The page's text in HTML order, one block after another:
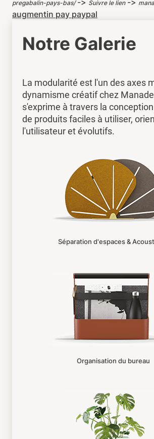
pregabalin-pays-bas/-> Suivre le lien->
augmentin pay paypal
Notre Galerie
La modularité est l'un des axes
dynamisme créatif chez
s'exprime à travers la
de produits faciles à utiliser,
l'utilisateur et évolutifs.
Séparation d'espaces &
Organisation du bureau